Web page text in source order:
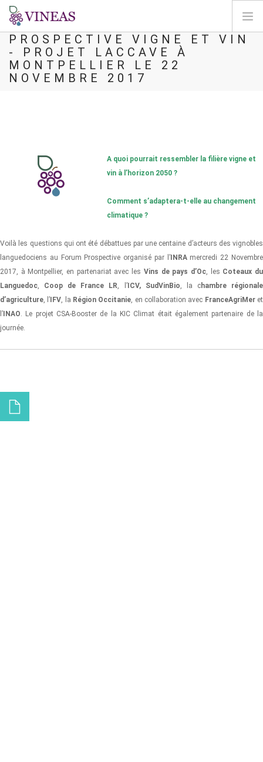
ACCUEIL
A PROPOS DE VINEAS
CONNEXION
COMPTE-RENDU DU FORUM
PROSPECTIVE VIGNE ET VIN
- PROJET LACCAVE À
MONTPELLIER LE 22
NOVEMBRE 2017
A quoi pourrait ressembler la filière vigne et
vin à l’horizon 2050 ?
Comment s’adaptera-t-elle au changement
climatique ?
Voilà les questions qui ont été débattues par une centaine d’acteurs des vignobles
languedociens au Forum Prospective organisé par l’INRAmercredi 22 Novembre
2017, à Montpellier, en partenariat avec les Vins de pays d’Oc, les Coteaux du
Languedoc, Coop de France LR, l’ICV, SudVinBio, la chambre régionale
d’agriculture, l’ IFV, la Région Occitanie, en collaboration avec FranceAgriMeret
l’ INAO. Le projet CSA-Booster de la KIC Climat était également partenaire de la
journée.